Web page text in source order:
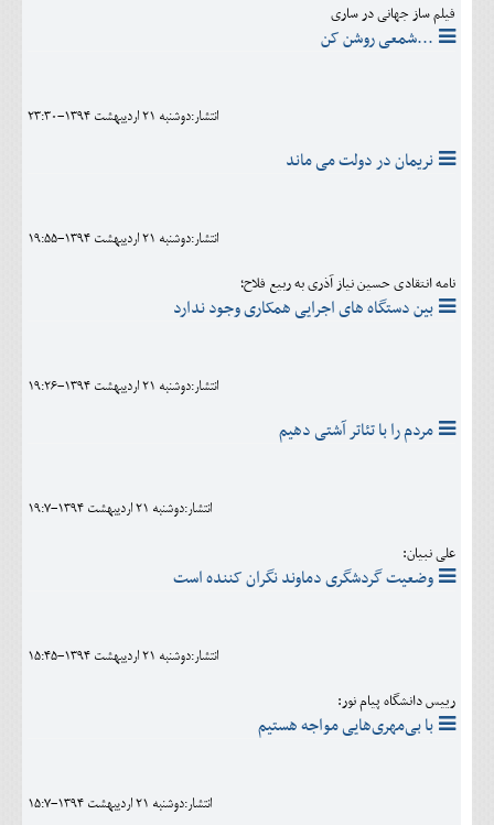
فیلم ساز جهانی در ساری
...شمعی روشن کن
انتشار:دوشنبه 21 ارديبهشت 1394-23:30
نریمان در دولت می ماند
انتشار:دوشنبه 21 ارديبهشت 1394-19:55
نامه انتقادی حسین نیاز آذری به ربیع فلاح؛
بین دستگاه های اجرایی همکاری وجود ندارد
انتشار:دوشنبه 21 ارديبهشت 1394-19:26
مردم را با تئاتر آشتی دهیم
انتشار:دوشنبه 21 ارديبهشت 1394-19:7
علی نبیان:
وضعیت گردشگری دماوند نگران کننده است
انتشار:دوشنبه 21 ارديبهشت 1394-15:45
رییس دانشگاه پیام نور:
با بی‌مهری‌هایی مواجه هستیم
انتشار:دوشنبه 21 ارديبهشت 1394-15:7